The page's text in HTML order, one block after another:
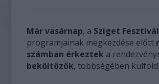
Már vasárnap, a Sziget Fesztivál
programjainak megkezdése előtt
számban érkeztek a
beköltözők, többségében